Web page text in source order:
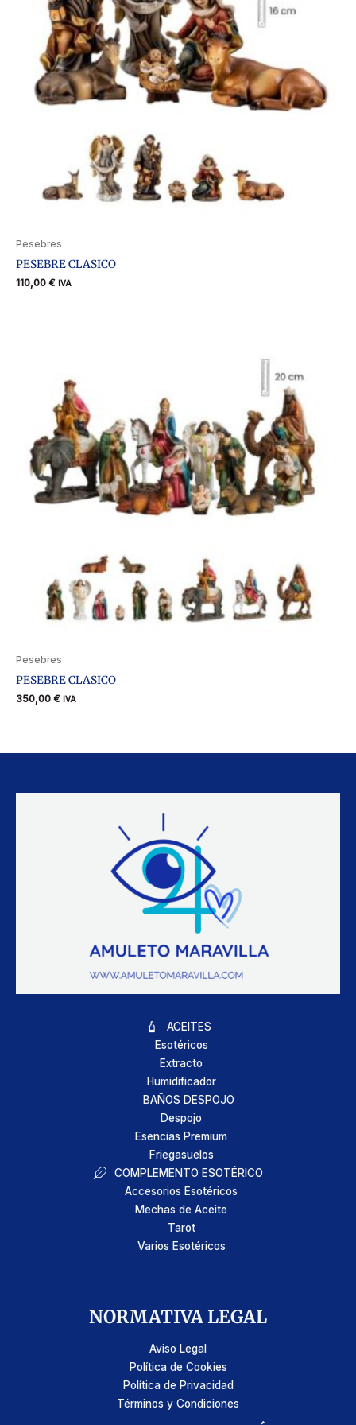
Pesebres
PESEBRE CLASICO
110,00 € IVA
Pesebres
PESEBRE CLASICO
350,00 € IVA
ACEITES
Esotéricos
Extracto
Humidificador
BAÑOS DESPOJO
Despojo
Esencias Premium
Friegasuelos
COMPLEMENTO ESOTÉRICO
Accesorios Esotéricos
Mechas de Aceite
Tarot
Varios Esotéricos
NORMATIVA LEGAL
Aviso Legal
Política de Cookies
Política de Privacidad
Términos y Condiciones